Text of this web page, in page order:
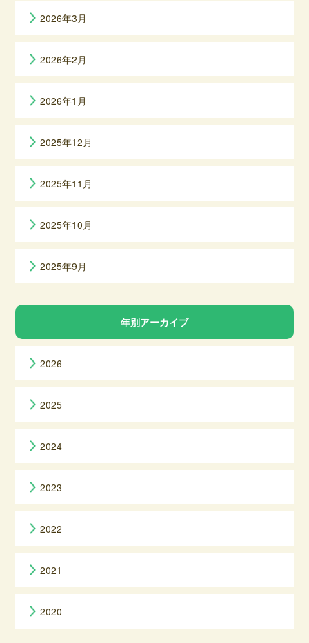
2026年3月
2026年2月
2026年1月
2025年12月
2025年11月
2025年10月
2025年9月
年別アーカイブ
2026
2025
2024
2023
2022
2021
2020